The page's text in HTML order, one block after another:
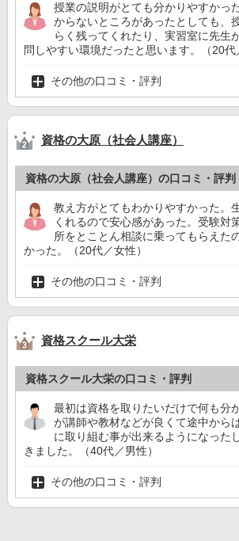
授業の説明がとても分かりやすかっ
からないところがあったとしても、
らく残ってくれたり、実習室に先生
問しやすい環境だったと思います。（20代
その他の口コミ・評判
資格の大原（社会人講座）
資格の大原（社会人講座）の口コミ・評判
教え方がとてもわかりやすかった。
くれるので安心感があった。受験対
所をとことん相談に乗ってもらえた
かった。（20代／女性）
その他の口コミ・評判
資格スクール大栄
資格スクール大栄の口コミ・評判
最初は資格を取りたいだけで何も分
が講師や教材などが良くて途中から
に取り組む事が出来るようになった
きました。（40代／男性）
その他の口コミ・評判